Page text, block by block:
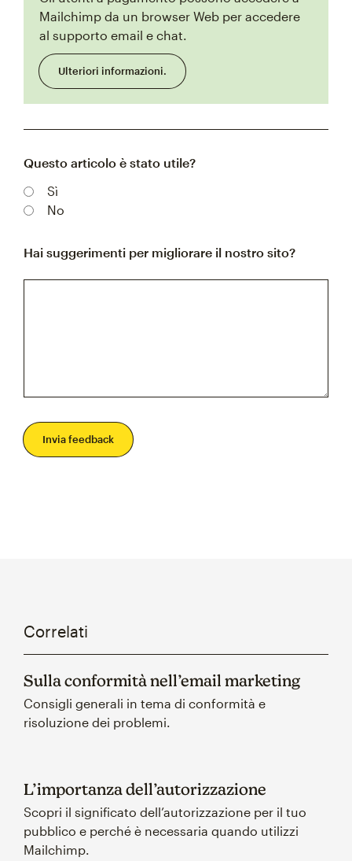
Mailchimp da un browser Web per accedere
al supporto email e chat.
Ulteriori informazioni.
Questo articolo è stato utile?
Sì
No
Hai suggerimenti per migliorare il nostro sito?
Invia feedback
Correlati
Sulla conformità nell’email marketing
Consigli generali in tema di conformità e
risoluzione dei problemi.
L’importanza dell’autorizzazione
Scopri il significato dell’autorizzazione per il tuo
pubblico e perché è necessaria quando utilizzi
Mailchimp.